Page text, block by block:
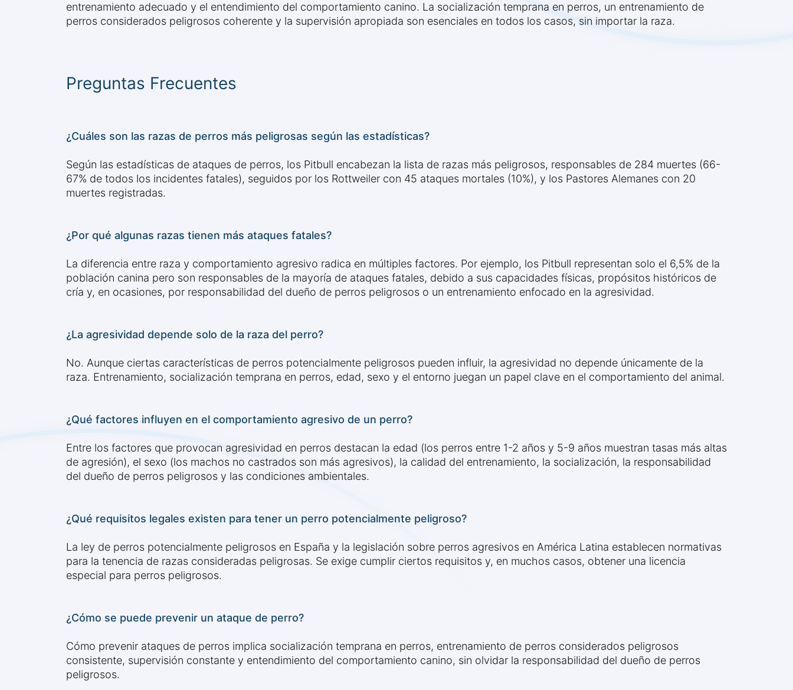
entrenamiento adecuado y el entendimiento del comportamiento canino. La socialización temprana en perros, un entrenamiento de
perros considerados peligrosos coherente y la supervisión apropiada son esenciales en todos los casos, sin importar la raza.
Preguntas Frecuentes
¿Cuáles son las razas de perros más peligrosas según las estadísticas?
Según las estadísticas de ataques de perros, los Pitbull encabezan la lista de razas más peligrosos, responsables de 284 muertes (66-
67% de todos los incidentes fatales), seguidos por los Rottweiler con 45 ataques mortales (10%), y los Pastores Alemanes con 20
muertes registradas.
¿Por qué algunas razas tienen más ataques fatales?
La diferencia entre raza y comportamiento agresivo radica en múltiples factores. Por ejemplo, los Pitbull representan solo el 6,5% de la
población canina pero son responsables de la mayoría de ataques fatales, debido a sus capacidades físicas, propósitos históricos de
cría y, en ocasiones, por responsabilidad del dueño de perros peligrosos o un entrenamiento enfocado en la agresividad.
¿La agresividad depende solo de la raza del perro?
No. Aunque ciertas características de perros potencialmente peligrosos pueden influir, la agresividad no depende únicamente de la
raza. Entrenamiento, socialización temprana en perros, edad, sexo y el entorno juegan un papel clave en el comportamiento del animal.
¿Qué factores influyen en el comportamiento agresivo de un perro?
Entre los factores que provocan agresividad en perros destacan la edad (los perros entre 1-2 años y 5-9 años muestran tasas más altas
de agresión), el sexo (los machos no castrados son más agresivos), la calidad del entrenamiento, la socialización, la responsabilidad
del dueño de perros peligrosos y las condiciones ambientales.
¿Qué requisitos legales existen para tener un perro potencialmente peligroso?
La ley de perros potencialmente peligrosos en España y la legislación sobre perros agresivos en América Latina establecen normativas
para la tenencia de razas consideradas peligrosas. Se exige cumplir ciertos requisitos y, en muchos casos, obtener una licencia
especial para perros peligrosos.
¿Cómo se puede prevenir un ataque de perro?
Cómo prevenir ataques de perros implica socialización temprana en perros, entrenamiento de perros considerados peligrosos
consistente, supervisión constante y entendimiento del comportamiento canino, sin olvidar la responsabilidad del dueño de perros
peligrosos.